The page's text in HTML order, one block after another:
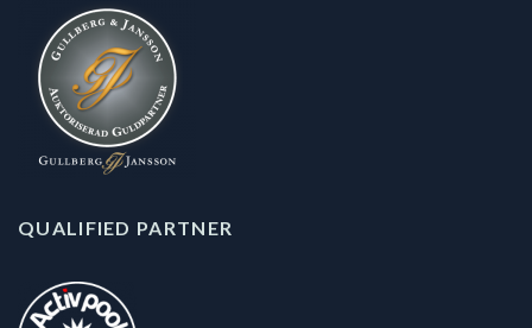
QUALIFIED PARTNER